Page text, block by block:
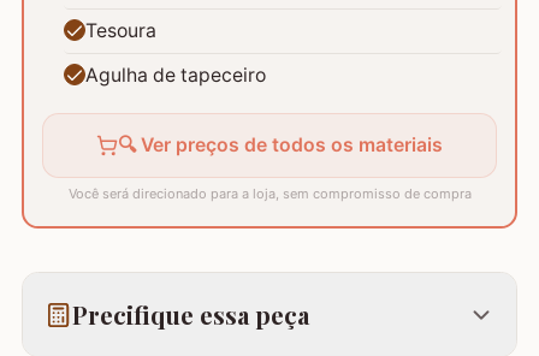
Tesoura
Agulha de tapeceiro
🔍 Ver preços de todos os materiais
Você será direcionado para a loja, sem compromisso de compra
Precifique essa peça